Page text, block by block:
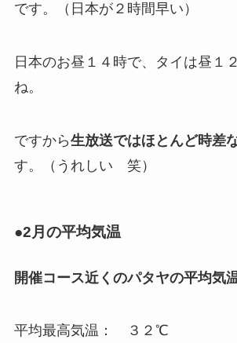
です。（日本が２時間早い）
日本のお昼１４時で、タイは昼１
ね。
ですから生放送ではほとんど時差
す。（うれしい 笑）
●2月の平均気温
開催コース近くのパタヤの平均気
平均最高気温： ３２℃